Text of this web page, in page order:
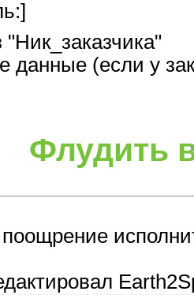
"Ник_заказчика"
данные (если у
Флудить
поощрение